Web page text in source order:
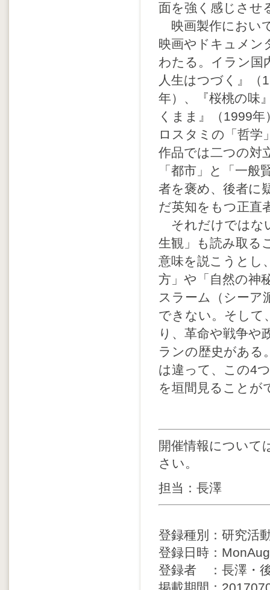
面を強く感じさせ
映画製作におい
映画やドキュメン
わたる。イラン国
人生はつづく』（
年）、『桜桃の味
くまま』（1999
ロスタミの「哲学
作品では二つの対
「都市」と「一
者を褒め、後者に
だ英知をもつ正直
それだけではな
生観」も読み取る
意味を説こうとし
方」や「自然の神
スラーム（シーア
できない。そして
り、革命や戦争や
ランの歴史がある
は違って、この4
を垣間見ることが
開催情報について
さい。
担当：長澤
登録種別：研究活
登録日時：
登録者 ：長澤・